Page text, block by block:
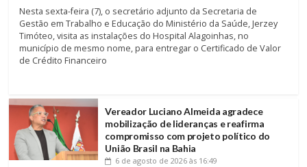
Nesta sexta-feira (7), o secretário adjunto da Secretaria de
Gestão em Trabalho e Educação do Ministério da Saúde, Jerzey
Timóteo, visita as instalações do Hospital Alagoinhas, no
município de mesmo nome, para entregar o Certificado de Valor
de Crédito Financeiro
Vereador Luciano Almeida agradece
mobilização de lideranças e reafirma
compromisso com projeto político do
União Brasil na Bahia
6 de agosto de 2026 às 16:49